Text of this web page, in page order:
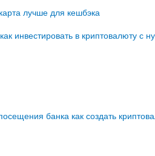
лучше для кешбэка
как инвестировать в криптовалюту с
банка как создать